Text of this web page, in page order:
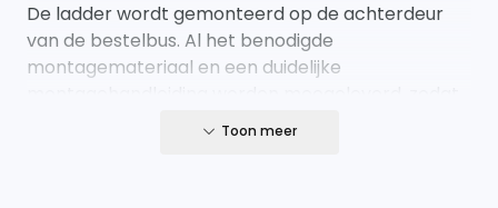
De ladder wordt gemonteerd op de achterdeur
van de bestelbus. Al het benodigde
montagemateriaal en een duidelijke
je snel aan de slag kunt.Toon meer